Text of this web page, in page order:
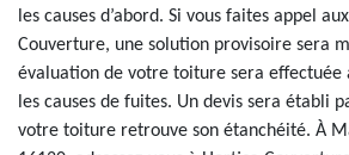
les causes d’abord. Si vous faites appel
Couverture, une solution provisoire sera
évaluation de votre toiture sera
les causes de fuites. Un devis sera établi
votre toiture retrouve son étanchéité. À